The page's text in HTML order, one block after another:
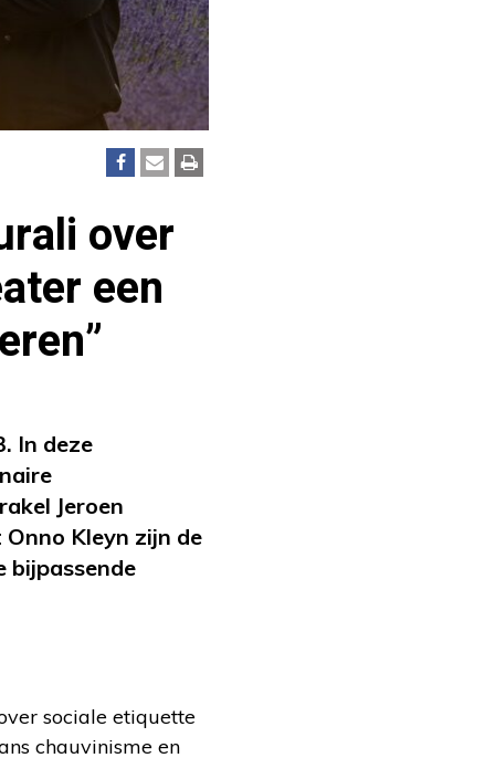
over
een
In deze
Jeroen
Kleyn zijn de
bijpassende
sociale etiquette
chauvinisme en